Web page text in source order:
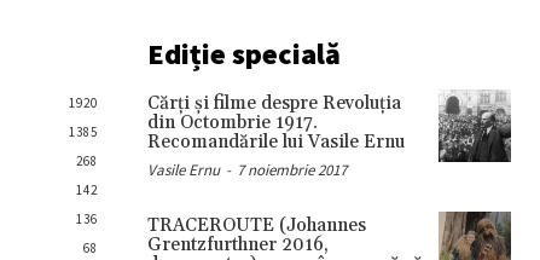
1920
1385
268
142
136
68
Ediție specială
Cărţi şi filme despre Revoluţia
din Octombrie 1917.
Recomandările lui Vasile Ernu
Vasile Ernu - 7 noiembrie 2017
TRACEROUTE (Johannes
Grentzfurthner 2016,